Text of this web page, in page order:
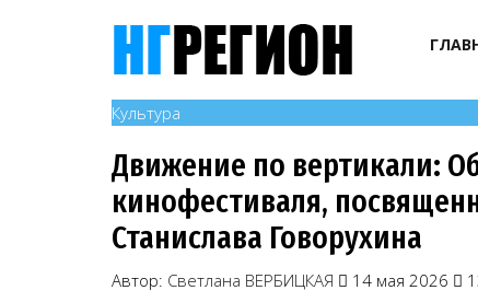
Культура
Движение по вертикали:
кинофестиваля,
Станислава Говорухина
Автор: Светлана ВЕРБИЦКАЯ 14 мая 2026